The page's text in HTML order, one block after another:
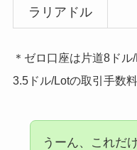
ラリアドル
＊ゼロ口座は片道8ド
3.5ドル/Lotの取引手数
うーん、これだ